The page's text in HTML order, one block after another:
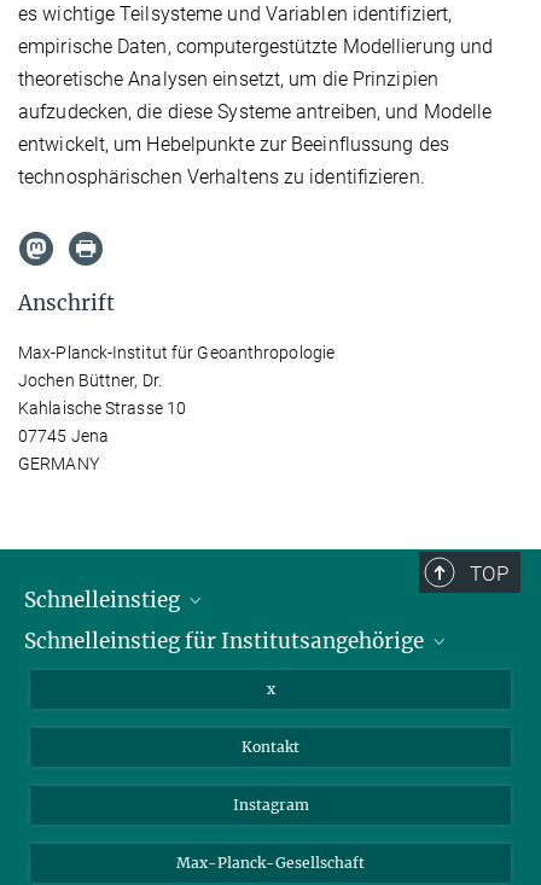
es wichtige Teilsysteme und Variablen identifiziert,
empirische Daten, computergestützte Modellierung und
theoretische Analysen einsetzt, um die Prinzipien
aufzudecken, die diese Systeme antreiben, und Modelle
entwickelt, um Hebelpunkte zur Beeinflussung des
technosphärischen Verhaltens zu identifizieren.
Anschrift
Max-Planck-Institut für Geoanthropologie
Jochen Büttner, Dr.
Kahlaische Strasse 10
07745 Jena
GERMANY
TOP
Schnelleinstieg
Bibliothek
Schnelleinstieg für Institutsangehörige
Nextcloud
x
Kontakt
Instagram
Max-Planck-Gesellschaft